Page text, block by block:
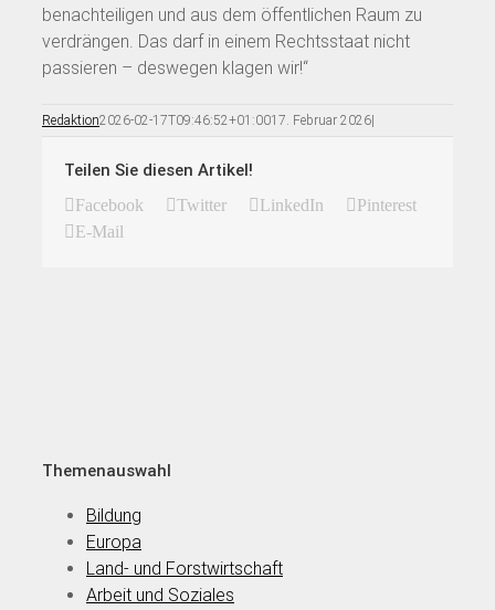
benachteiligen und aus dem öffentlichen Raum zu
verdrängen. Das darf in einem Rechtsstaat nicht
passieren – deswegen klagen wir!“
Redaktion2026-02-17T09:46:52+01:0017. Februar 2026|
Teilen Sie diesen Artikel!
Facebook Twitter LinkedIn
Pinterest
E-Mail
Themenauswahl
Bildung
Europa
Land- und Forstwirtschaft
Arbeit und Soziales